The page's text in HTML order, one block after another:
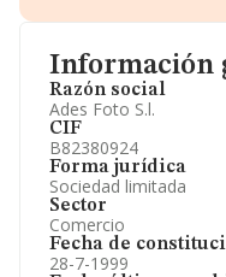
Información
Razón social
Ades Foto S.l.
CIF
B82380924
Forma jurídica
Sociedad limitada
Sector
Comercio
Fecha de
28-7-1999
Información